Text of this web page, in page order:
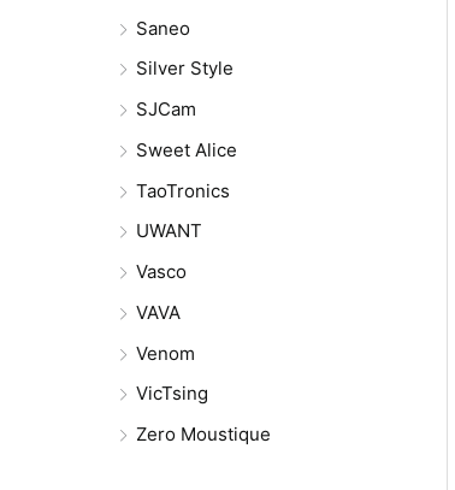
Saneo
Silver Style
SJCam
Sweet Alice
TaoTronics
UWANT
Vasco
VAVA
Venom
VicTsing
Zero Moustique